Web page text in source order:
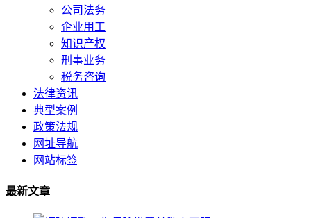
公司法务
企业用工
知识产权
刑事业务
税务咨询
法律资讯
典型案例
政策法规
网址导航
网站标签
最新文章